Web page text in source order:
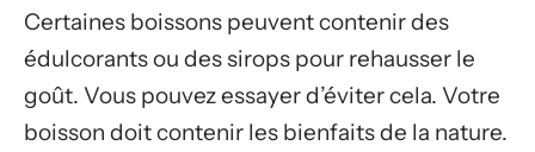
Certaines boissons peuvent contenir des
édulcorants ou des sirops pour rehausser le
goût. Vous pouvez essayer d’éviter cela. Votre
boisson doit contenir les bienfaits de la nature.